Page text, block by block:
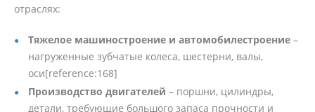
отраслях:
Тяжелое машиностроение и автомобилестроение –
нагруженные зубчатые колеса, шестерни, валы,
оси[reference:168]
Производство двигателей – поршни, цилиндры,
детали, требующие большого запаса прочности и